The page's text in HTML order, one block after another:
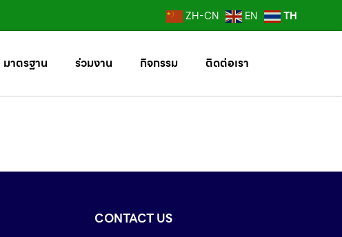
ZH-CN EN TH
มาตรฐาน ร่วมงาน กิจกรรม ติดต่อเรา
CONTACT US